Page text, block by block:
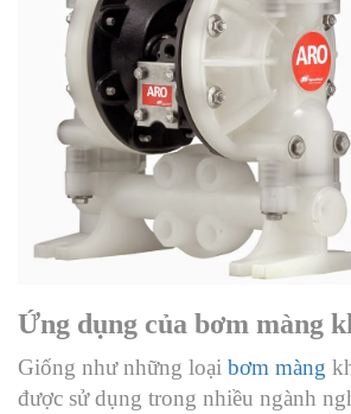
Ứng dụng của bơm màng
Giống như những loại bơm màng
được sử dụng trong nhiều ngành